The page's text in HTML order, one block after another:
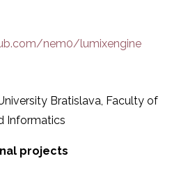
nem0/lumixengine
Bratislava, Faculty of
Informatics
projects